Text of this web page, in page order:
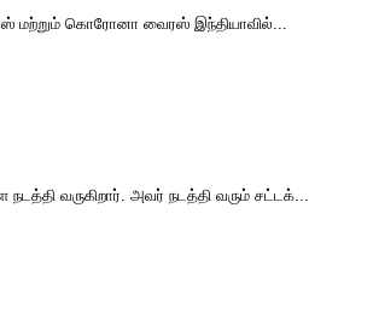
மற்றும் கொரோனா வைரஸ் இந்தியாவில்...
வருகிறார். அவர் நடத்தி வரும் சட்டக்...